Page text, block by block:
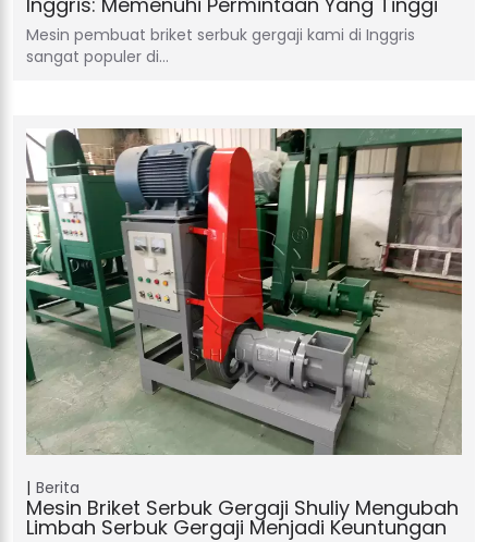
Mesin pembuat briket serbuk gergaji kami di Inggris
sangat populer di…
Berita
Mesin Briket Serbuk Gergaji Shuliy Mengubah
Limbah Serbuk Gergaji Menjadi Keuntungan